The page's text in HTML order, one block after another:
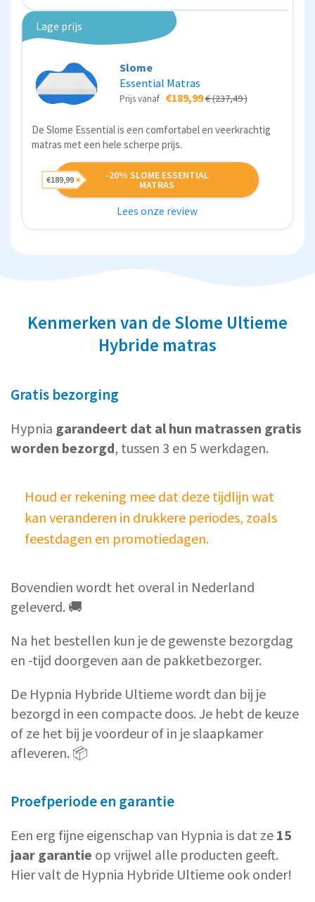
Lage prijs
Slome
Essential Matras
Prijs vanaf €189,99€ (237,49 )
De Slome Essential is een comfortabel en veerkrachtig
matras met een hele scherpe prijs.
-20% SLOME ESSENTIAL
MATRAS
€189,99
Lees onze review
Kenmerken van de Slome Ultieme
Hybride matras
Gratis bezorging
Hypnia garandeert dat al hun matrassen gratis
worden bezorgd, tussen 3 en 5 werkdagen.
Houd er rekening mee dat deze tijdlijn wat
kan veranderen in drukkere periodes, zoals
feestdagen en promotiedagen.
Bovendien wordt het overal in Nederland
geleverd. 🚚
Na het bestellen kun je de gewenste bezorgdag
en -tijd doorgeven aan de pakketbezorger.
De Hypnia Hybride Ultieme wordt dan bij je
bezorgd in een compacte doos. Je hebt de keuze
of ze het bij je voordeur of in je slaapkamer
afleveren. 📦
Proefperiode en garantie
Een erg fijne eigenschap van Hypnia is dat ze 15
jaar garantie op vrijwel alle producten geeft.
Hier valt de Hypnia Hybride Ultieme ook onder!